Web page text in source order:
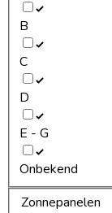
B
C
D
E - G
Onbekend
Zonnepanelen